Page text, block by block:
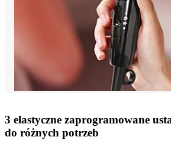
3 elastyczne zaprogramowane
do różnych potrzeb